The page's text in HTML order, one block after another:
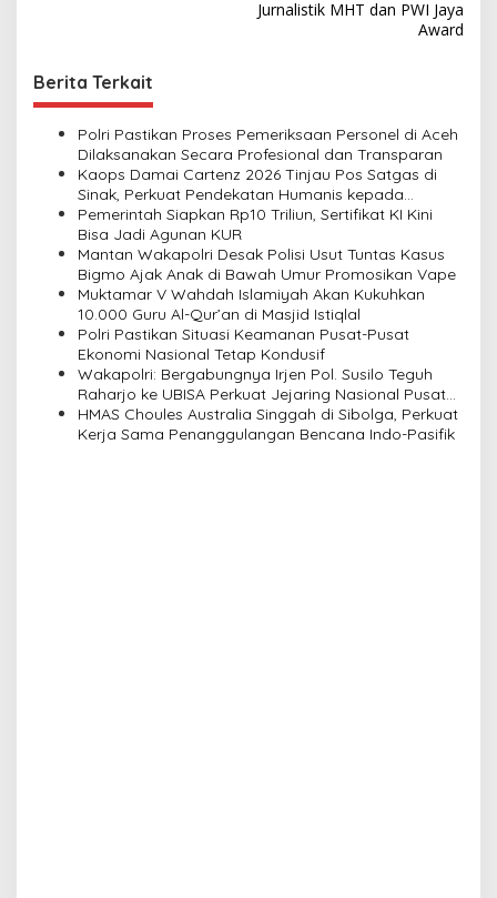
a
Jurnalistik MHT dan PWI Jaya
Award
Berita Terkait
Polri Pastikan Proses Pemeriksaan Personel di Aceh
Dilaksanakan Secara Profesional dan Transparan
Kaops Damai Cartenz 2026 Tinjau Pos Satgas di
Sinak, Perkuat Pendekatan Humanis kepada
Masyarakat
Pemerintah Siapkan Rp10 Triliun, Sertifikat KI Kini
Bisa Jadi Agunan KUR
Mantan Wakapolri Desak Polisi Usut Tuntas Kasus
Bigmo Ajak Anak di Bawah Umur Promosikan Vape
Muktamar V Wahdah Islamiyah Akan Kukuhkan
10.000 Guru Al-Qur’an di Masjid Istiqlal
Polri Pastikan Situasi Keamanan Pusat-Pusat
Ekonomi Nasional Tetap Kondusif
Wakapolri: Bergabungnya Irjen Pol. Susilo Teguh
Raharjo ke UBISA Perkuat Jejaring Nasional Pusat
Studi Kepolisian
HMAS Choules Australia Singgah di Sibolga, Perkuat
Kerja Sama Penanggulangan Bencana Indo-Pasifik